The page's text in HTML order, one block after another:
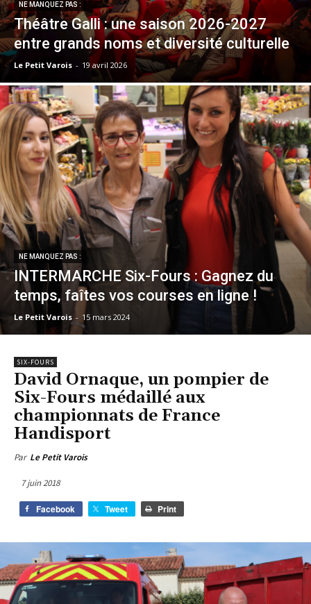
NE MANQUEZ PAS :
Théâtre Galli : une saison 2026-2027
entre grands noms et diversité culturelle
Le Petit Varois - 19 avril 2026
NE MANQUEZ PAS :
INTERMARCHE Six-Fours : Gagnez du
temps, faîtes vos courses en ligne !
Le Petit Varois - 15 mars 2024
SIX-FOURS
David Ornaque, un pompier de
Six-Fours médaillé aux
championnats de France
Handisport
Par Le Petit Varois
7 juin 2018
Facebook Tweet Print